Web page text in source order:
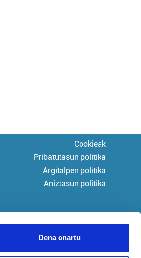
Dena onartu
Cookieak
Pribatutasun politika
Argitalpen politika
Aniztasun politika